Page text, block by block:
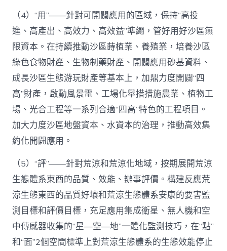
（4）“用”——針對可開闢應用的區域，保持“高投
進、高產出、高效力、高效益”準繩，管好用好沙區無
限資本。在持續推動沙區蒔植業、養殖業，培養沙區
綠色食物財產、生物制藥財產、開闢應用砂基資料、
成長沙區生態游玩財產等基本上，加鼎力度開闢“四
高”財產，啟動風景電、工場化舉措措施農業、植物工
場、光合工程等一系列合適“四高”特色的工程項目。
加大力度沙區地盤資本、水資本的治理，推動高效集
約化開闢應用。
（5）“評”——針對荒涼和荒涼化地域，按期展開荒涼
生態體系東西的品質、效能、辦事評價。構建反應荒
涼生態東西的品質好壞和荒涼生態體系安康的要害監
測目標和評價目標，充足應用集成衛星、無人機和空
中傳感器收集的“星—空—地”一體化監測技巧，在“點”
和“面”2個空間標準上對荒涼生態體系的生態效能停止